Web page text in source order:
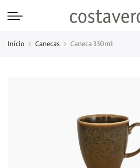
Início Canecas Caneca 330ml